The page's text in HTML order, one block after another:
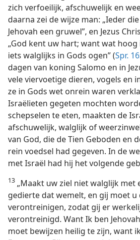
zich verfoeilijk, afschuwelijk en
daarna zei de wijze man: „Ieder
Jehovah een gruwel”, en Jezus
„God kent uw hart; want wat
iets walglijks in Gods ogen” (Spr.
dagen van koning Salomo en in
vele viervoetige dieren, vogels en
ze in Gods wet onrein waren
Israëlieten gegeten mochten
schepselen te eten, maakten de
afschuwelijk, walglijk of
van God, die de Tien Geboden en
rein voedsel had gegeven. In de
met Israël had hij het volgende
13 „Maakt uw ziel niet walglijk met
gedierte dat wemelt, en gij moet u
verontreinigen, zodat gij er
verontreinigd. Want Ik ben
moet bewijzen heilig te zijn, want